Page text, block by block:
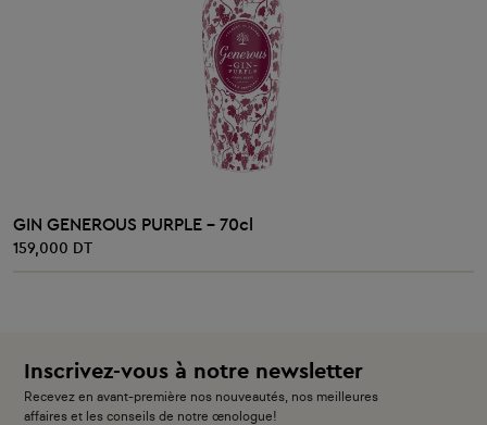
AJOUTER AU PANIER
GIN GENEROUS PURPLE - 70cl
159,000 DT
Inscrivez-vous à notre newsletter
Recevez en avant-première nos nouveautés, nos meilleures
affaires et les conseils de notre œnologue!